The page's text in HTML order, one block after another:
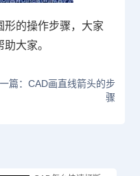
形的操作步骤，大家
大家。
篇：CAD画直线箭头的步
骤